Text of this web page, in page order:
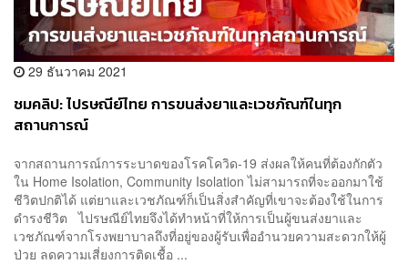
29 ธันวาคม 2021
ชมคลิป: ไปรษณีย์ไทย การขนส่งยาและเวชภัณฑ์ในทุก
สถานการณ์
จากสถานการณ์การระบาดของโรคโควิด-19 ส่งผลให้คนที่ต้องกักตัว
ใน Home Isolation, Community Isolation ไม่สามารถที่จะออกมาใช้
ชีวิตปกติได้ แต่ยาและเวชภัณฑ์ก็เป็นสิ่งสำคัญที่เขาจะต้องใช้ในการ
ดำรงชีวิต ไปรษณีย์ไทยจึงได้ทําหน้าที่ให้การเป็นผู้ขนส่งยาและ
เวชภัณฑ์จากโรงพยาบาลถึงที่อยู่ของผู้รับเพื่ออํานวยความสะดวกให้ผู้
ป่วย ลดความเสี่ยงการติดเชื้อ ...